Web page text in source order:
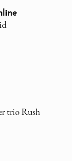
trio Rush